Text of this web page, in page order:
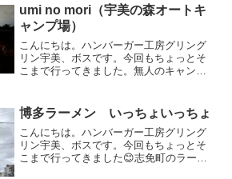
なお味か楽しみです☻箱...
umi no mori（宇美の森オートキ
ャンプ場）
こんにちは。ハンバーガー工房グリング
リン宇美、ボスです。今回もちょっとそ
こまで行ってきました。無人のキャンプ
今回は中々予約が取れないFサイト（夜景
がキレイ）が取...
博多ラーメン いっちょいっちょ
こんにちは。ハンバーガー工房グリング
リン宇美、ボスです。今回もちょっとそ
こまで行ってきました😊志免町のラーメ